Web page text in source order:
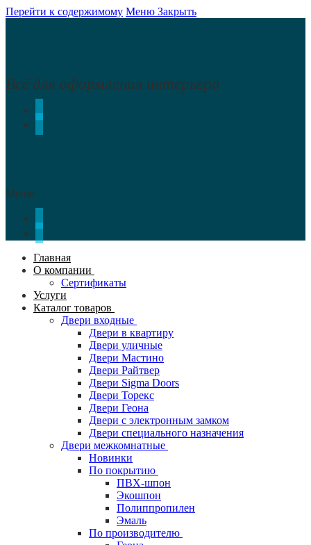
Перейти к содержимому Меню Закрыть
Всё для оформления интерьера
Меню
Главная
О компании
Сертификаты
Услуги
Каталог товаров
Двери входные
Двери в квартиру
Двери уличные
Двери Мастино
Двери Райтвер
Двери Sigma Doors
Двери Торекс
Двери Геона
Двери с электронным замком
Двери специального назначения
Двери межкомнатные
Новинки
По покрытию
ПВХ-шпон
Экошпон
Полиппропилен
Эмаль
По производителю